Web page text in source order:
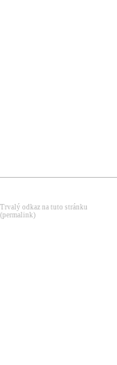
Trvalý odkaz na tuto stránku
(permalink)